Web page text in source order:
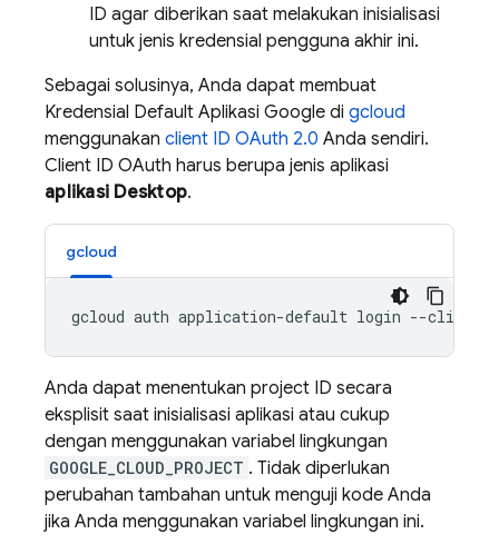
ID agar diberikan saat melakukan inisialisasi
untuk jenis kredensial pengguna akhir ini.
Sebagai solusinya, Anda dapat membuat
Kredensial Default Aplikasi Google di gcloud
menggunakan client ID OAuth 2.0 Anda sendiri.
Client ID OAuth harus berupa jenis aplikasi
aplikasi Desktop.
gcloud
Anda dapat menentukan project ID secara
eksplisit saat inisialisasi aplikasi atau cukup
dengan menggunakan variabel lingkungan
GOOGLE_CLOUD_PROJECT . Tidak diperlukan
perubahan tambahan untuk menguji kode Anda
jika Anda menggunakan variabel lingkungan ini.